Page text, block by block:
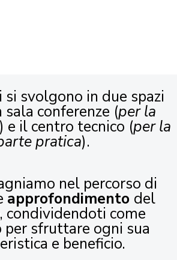
si svolgono in due spazi
conferenze (per la
) e il centro tecnico (per la
pratica).
nel percorso di
approfondimento del
condividendoti come
sfruttare ogni sua
e beneficio.